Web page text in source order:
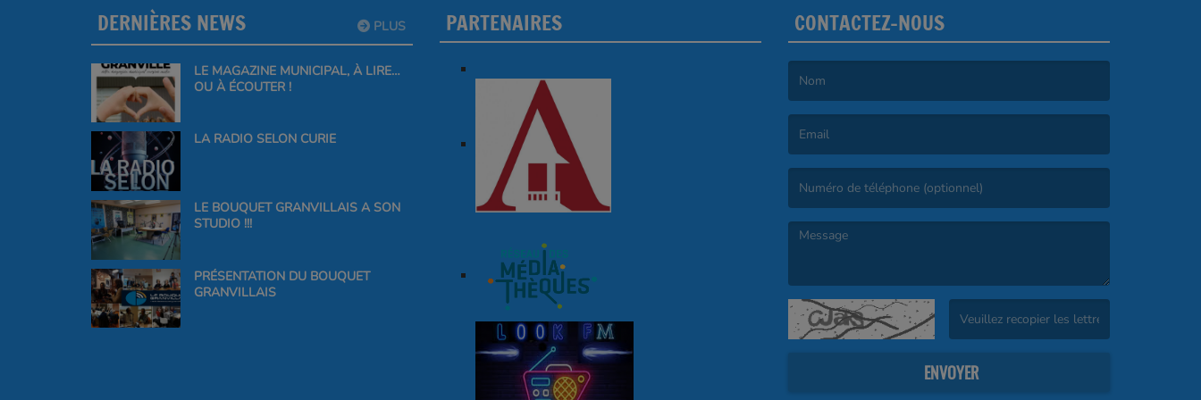
PLUS
DERNIÈRES NEWS
LE MAGAZINE MUNICIPAL, À LIRE…
OU À ÉCOUTER !
LA RADIO SELON CURIE
LE BOUQUET GRANVILLAIS A SON
STUDIO !!!
PRÉSENTATION DU BOUQUET
GRANVILLAIS
PARTENAIRES CONTACTEZ-NOUS
ENVOYER